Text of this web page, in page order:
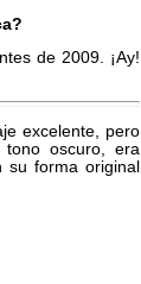
de 2009. ¡Ay!
excelente, pero
oscuro, era
su forma original